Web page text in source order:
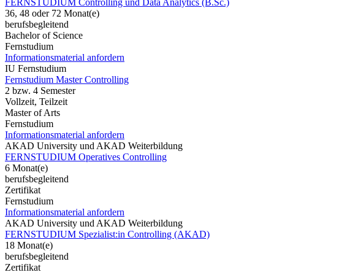
36, 48 oder 72 Monat(e)
berufsbegleitend
Bachelor of Science
Fernstudium
Informationsmaterial anfordern
IU Fernstudium
Fernstudium Master Controlling
2 bzw. 4 Semester
Vollzeit, Teilzeit
Master of Arts
Fernstudium
Informationsmaterial anfordern
AKAD University und AKAD Weiterbildung
FERNSTUDIUM Operatives Controlling
6 Monat(e)
berufsbegleitend
Zertifikat
Fernstudium
Informationsmaterial anfordern
AKAD University und AKAD Weiterbildung
FERNSTUDIUM Spezialist:in Controlling (AKAD)
18 Monat(e)
berufsbegleitend
Zertifikat